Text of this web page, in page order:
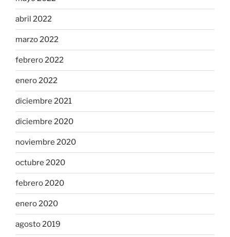
abril 2022
marzo 2022
febrero 2022
enero 2022
diciembre 2021
diciembre 2020
noviembre 2020
octubre 2020
febrero 2020
enero 2020
agosto 2019